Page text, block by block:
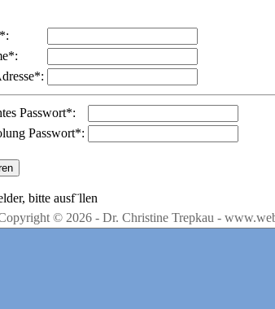
Passwort*:
Passwort*:
bitte ausf¨llen
© 2026 - Dr. Christine Trepkau -